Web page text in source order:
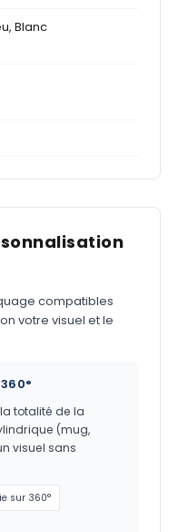
Blanc
compatibles
votre visuel et le
totalité de la
(mug,
visuel sans
sur 360°